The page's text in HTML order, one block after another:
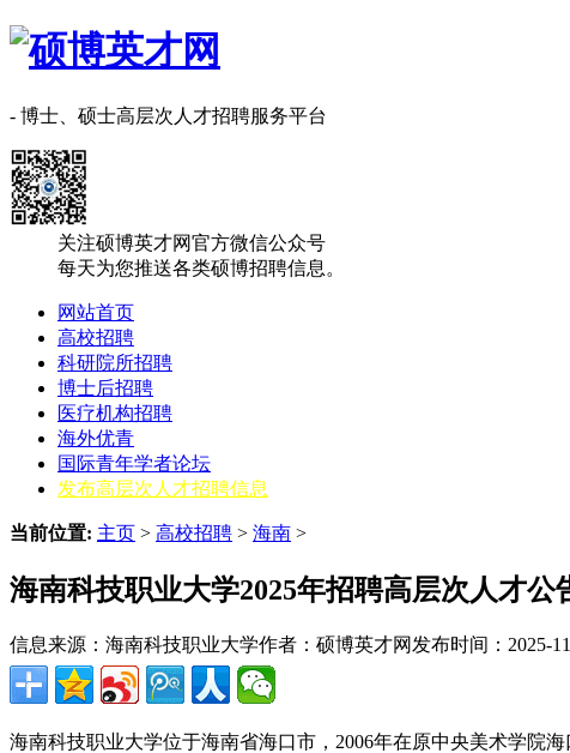
- 博士、硕士高层次人才招聘服务平台
关注硕博英才网官方微信公众号
每天为您推送各类硕博招聘信息。
网站首页
高校招聘
科研院所招聘
博士后招聘
医疗机构招聘
海外优青
国际青年学者论坛
发布高层次人才招聘信息
当前位置: 主页 > 高校招聘 > 海南 >
海南科技职业大学2025年招聘高层次人才公
信息来源：海南科技职业大学作者：硕博英才网 发布时间：2025-
海南科技职业大学位于海南省海口市，2006年在原中央美术学院